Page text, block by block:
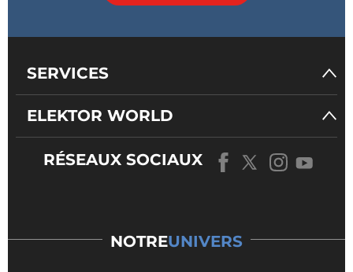
SERVICES
ELEKTOR WORLD
RÉSEAUX SOCIAUX
NOTREUNIVERS